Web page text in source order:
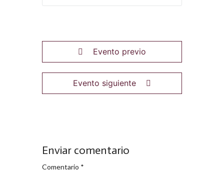
Evento previo
Evento siguiente
Enviar comentario
Comentario *